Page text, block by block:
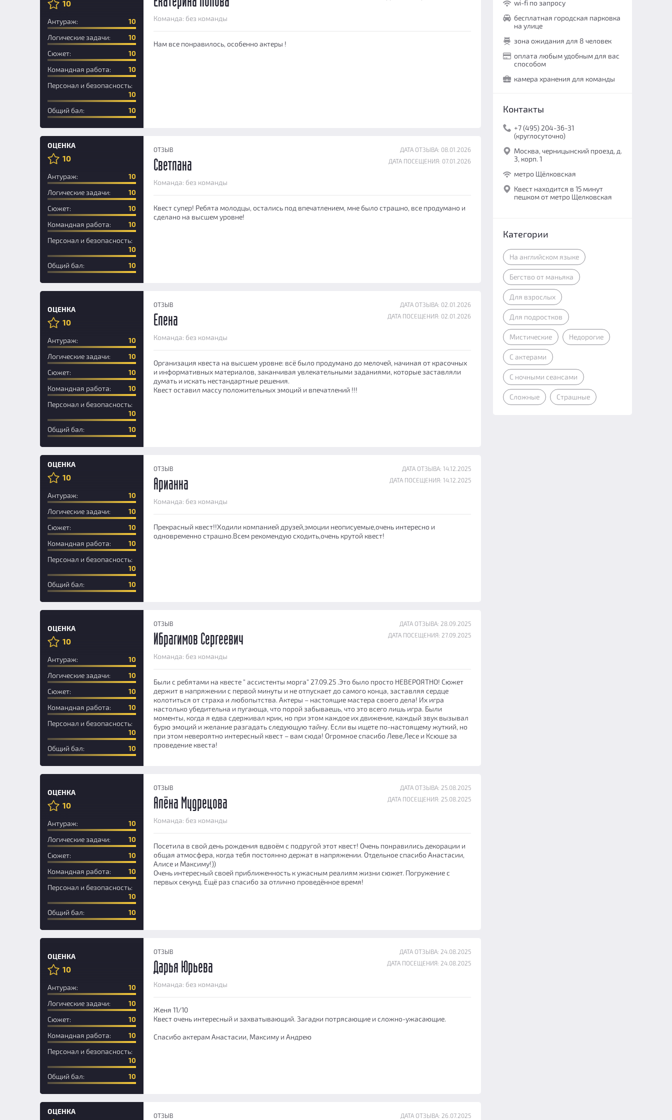
10
Новичок
Антураж:
10
Логические задачи:
10
Сюжет:
10
Командная работа:
10
Персонал и безопасность:
10
Общий бал:
10
Команда: без команды
Нам все понравилось, особенно актеры !
ОЦЕНКА
10
Антураж:
10
Логические задачи:
10
Сюжет:
10
Командная работа:
10
Персонал и безопасность:
10
Общий бал:
10
ОТЗЫВ
ДАТА ОТЗЫВА: 08.01.2026
ДАТА ПОСЕЩЕНИЯ: 07.01.2026
Светлана
Команда: без команды
Квест супер! Ребята молодцы, остались под впечатлением, мне было страшно, все продумано и
сделано на высшем уровне!
ОЦЕНКА
10
Новичок
Антураж:
10
Логические задачи:
10
Сюжет:
10
Командная работа:
10
Персонал и безопасность:
10
Общий бал:
10
ОТЗЫВ
ДАТА ОТЗЫВА: 02.01.2026
ДАТА ПОСЕЩЕНИЯ: 02.01.2026
Елена
Команда: без команды
Организация квеста на высшем уровне: всё было продумано до мелочей, начиная от красочных
и информативных материалов, заканчивая увлекательными заданиями, которые заставляли
думать и искать нестандартные решения.
Квест оставил массу положительных эмоций и впечатлений !!!
ОЦЕНКА
10
Антураж:
10
Логические задачи:
10
Сюжет:
10
Командная работа:
10
Персонал и безопасность:
10
Общий бал:
10
ОТЗЫВ
ДАТА ОТЗЫВА: 14.12.2025
ДАТА ПОСЕЩЕНИЯ: 14.12.2025
Арианна
Команда: без команды
Прекрасный квест!!Ходили компанией друзей,эмоции неописуемые,очень интересно и
одновременно страшно.Всем рекомендую сходить,очень крутой квест!
ОЦЕНКА
10
Новичок
Антураж:
10
Логические задачи:
10
Сюжет:
10
Командная работа:
10
Персонал и безопасность:
10
Общий бал:
10
ОТЗЫВ
ДАТА ОТЗЫВА: 28.09.2025
ДАТА ПОСЕЩЕНИЯ: 27.09.2025
Ибрагимов Сергеевич
Команда: без команды
Были с ребятами на квесте " ассистенты морга" 27.09.25 .Это было просто НЕВЕРОЯТНО! Сюжет
держит в напряжении с первой минуты и не отпускает до самого конца, заставляя сердце
колотиться от страха и любопытства. Актеры – настоящие мастера своего дела! Их игра
настолько убедительна и пугающа, что порой забываешь, что это всего лишь игра. Были
моменты, когда я едва сдерживал крик, но при этом каждое их движение, каждый звук вызывал
бурю эмоций и желание разгадать следующую тайну. Если вы ищете по-настоящему жуткий, но
при этом невероятно интересный квест – вам сюда! Огромное спасибо Леве,Лесе и Ксюше за
проведение квеста!
ОЦЕНКА
10
Новичок
Антураж:
10
Логические задачи:
10
Сюжет:
10
Командная работа:
10
Персонал и безопасность:
10
Общий бал:
10
ОТЗЫВ
ДАТА ОТЗЫВА: 25.08.2025
ДАТА ПОСЕЩЕНИЯ: 25.08.2025
Алёна Мудрецова
Команда: без команды
Посетила в свой день рождения вдвоём с подругой этот квест! Очень понравились декорации и
общая атмосфера, когда тебя постоянно держат в напряжении. Отдельное спасибо Анастасии,
Алисе и Максиму!))
Очень интересный своей приближенность к ужасным реалиям жизни сюжет. Погружение с
первых секунд. Ещё раз спасибо за отлично проведённое время!
ОЦЕНКА
10
Новичок
Антураж:
10
Логические задачи:
10
Сюжет:
10
Командная работа:
10
Персонал и безопасность:
10
Общий бал:
10
ОТЗЫВ
ДАТА ОТЗЫВА: 24.08.2025
ДАТА ПОСЕЩЕНИЯ: 24.08.2025
Дарья Юрьева
Команда: без команды
Женя 11/10
Квест очень интересный и захватывающий. Загадки потрясающие и сложно-ужасающие.
Спасибо актерам Анастасии, Максиму и Андрею
ОЦЕНКА ОТЗЫВ ДАТА ОТЗЫВА: 26.07.2025
wi-fi по запросу
бесплатная городская парковка
на улице
зона ожидания для 8 человек
оплата любым удобным для вас
способом
камера хранения для команды
Контакты
+7 (495) 204-36-31
(круглосуточно)
Москва, черницынский проезд, д.
3, корп. 1
метро Щёлковская
Квест находится в 15 минут
пешком от метро Щелковская
Категории
На английском языке
Бегство от маньяка
Для взрослых
Для подростков
Мистические Недорогие
С актерами
С ночными сеансами
Сложные Страшные